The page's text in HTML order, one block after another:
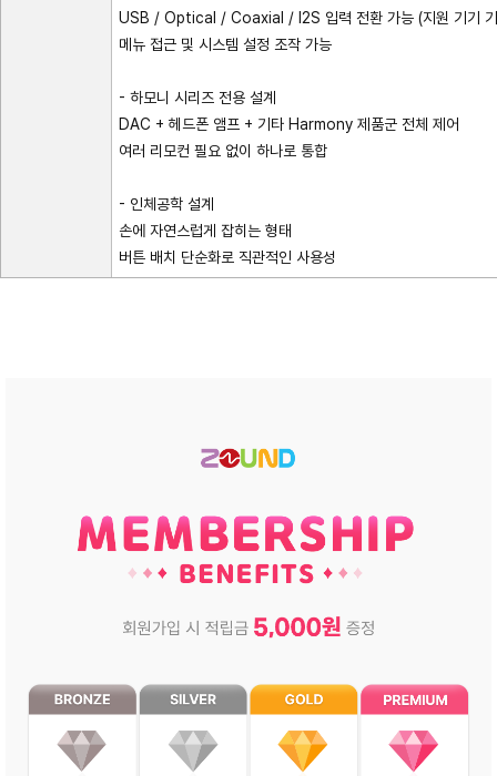
USB / Optical / Coaxial / I2S 입력 전환 가능 (지원 기기
메뉴 접근 및 시스템 설정 조작 가능
- 하모니 시리즈 전용 설계
DAC + 헤드폰 앰프 + 기타 Harmony 제품군 전체 제어
여러 리모컨 필요 없이 하나로 통합
- 인체공학 설계
손에 자연스럽게 잡히는 형태
버튼 배치 단순화로 직관적인 사용성